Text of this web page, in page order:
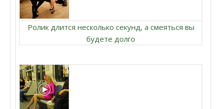
Ролик длится несколько секунд, а смеяться вы
будете долго